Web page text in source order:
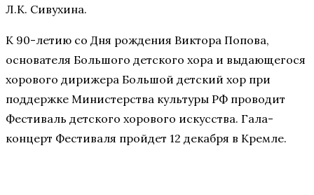
Л.К. Сивухина.
К 90-летию со Дня рождения Виктора Попова,
основателя Большого детского хора и выдающегося
хорового дирижера Большой детский хор при
поддержке Министерства культуры РФ проводит
Фестиваль детского хорового искусства. Гала-
концерт Фестиваля пройдет 12 декабря в Кремле.